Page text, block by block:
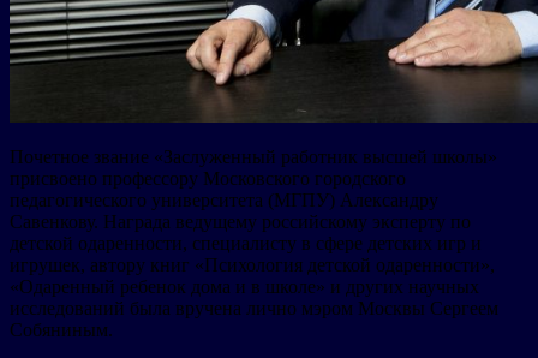
Почетное звание «Заслуженный работник высшей школы»
присвоено профессору Московского городского
педагогического университета (МГПУ) Александру
Савенкову. Награда ведущему российскому эксперту по
детской одаренности, специалисту в сфере детских игр и
игрушек, автору книг «Психология детской одаренности»,
«Одаренный ребенок дома и в школе» и других научных
исследований была вручена лично мэром Москвы Сергеем
Собяниным.